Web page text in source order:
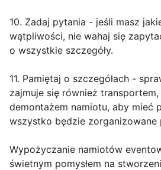
10. Zadaj pytania - jeśli masz
wątpliwości, nie wahaj się
o wszystkie szczegóły.
11. Pamiętaj o szczegółach -
zajmuje się również
demontażem namiotu, aby mieć
wszystko będzie zorganizowane
Wypożyczanie namiotów
świetnym pomysłem na